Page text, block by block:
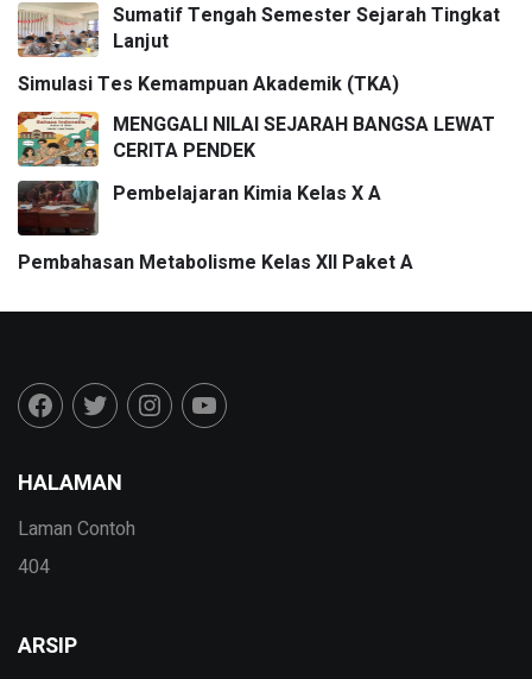
Sumatif Tengah Semester Sejarah Tingkat
Lanjut
Simulasi Tes Kemampuan Akademik (TKA)
MENGGALI NILAI SEJARAH BANGSA LEWAT
CERITA PENDEK
Pembelajaran Kimia Kelas X A
Pembahasan Metabolisme Kelas XII Paket A
HALAMAN
Laman Contoh
404
ARSIP